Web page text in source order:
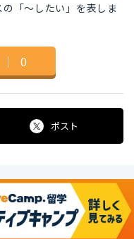
「〜したい」を表しま
｜ 0
ポスト